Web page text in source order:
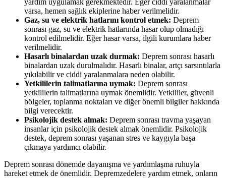
yardım uygulamak gerekmektedir. Eğer ciddi yaralanmalar
varsa, hemen sağlık ekiplerine haber verilmelidir.
Gaz, su ve elektrik hatlarını kontrol etmek: Deprem
sonrası gaz, su ve elektrik hatlarında hasar olup olmadığı
kontrol edilmelidir. Eğer hasar varsa, ilgili kurumlara haber
verilmelidir.
Hasarlı binalardan uzak durmak: Deprem sonrası hasarlı
binalardan uzak durulmalıdır. Hasarlı binalar, artçı sarsıntılarla
yıkılabilir ve ciddi yaralanmalara neden olabilir.
Yetkililerin talimatlarına uymak: Deprem sonrası
yetkililerin talimatlarına uymak önemlidir. Yetkililer, güvenli
bölgeler, toplanma noktaları ve diğer önemli bilgiler hakkında
bilgi verecektir.
Psikolojik destek almak: Deprem sonrası travma yaşayan
insanlar için psikolojik destek almak önemlidir. Psikolojik
destek, deprem sonrası yaşanan stres ve kaygıyla başa
çıkmaya yardımcı olabilir.
Deprem sonrası dönemde dayanışma ve yardımlaşma ruhuyla
hareket etmek de önemlidir. Depremzedelere yardım etmek, onların